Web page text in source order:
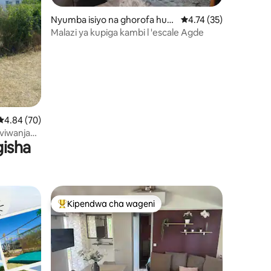
64
wa wastani wa 4.84 kati ya 5, tathmini 70
4.84 (70)
Nyumba isiyo na ghorofa huk
o Agde
Ukadiriaji wa wastani
4.74 (35)
Malazi ya kupiga kambi l 'escale Agde
Kipendwa maarufu cha wageni
Kipendwa cha wageni